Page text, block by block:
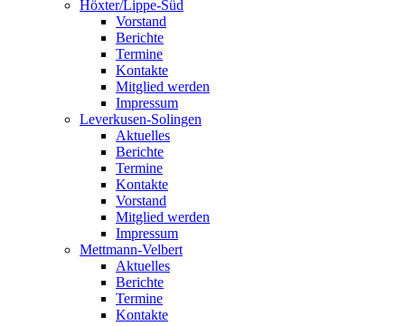
Höxter/Lippe-Süd
Vorstand
Berichte
Termine
Kontakte
Mitglied werden
Impressum
Leverkusen-Solingen
Aktuelles
Berichte
Termine
Kontakte
Vorstand
Mitglied werden
Impressum
Mettmann-Velbert
Aktuelles
Berichte
Termine
Kontakte